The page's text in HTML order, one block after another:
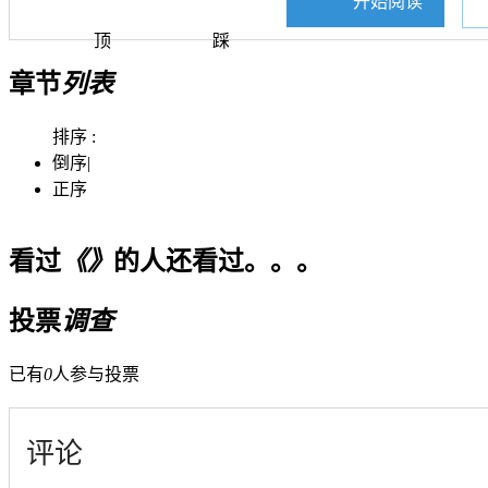
顶 踩
章节列表
排序 :
倒序|
正序
看过《》 的人还看过。。。
投票调查
已有0人参与投票
评论